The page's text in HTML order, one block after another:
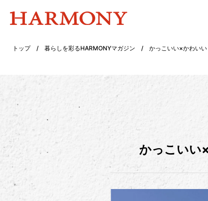
トップ/ 暮らしを彩るHARMONYマガジン / かっこいい×かわい
かっこいい